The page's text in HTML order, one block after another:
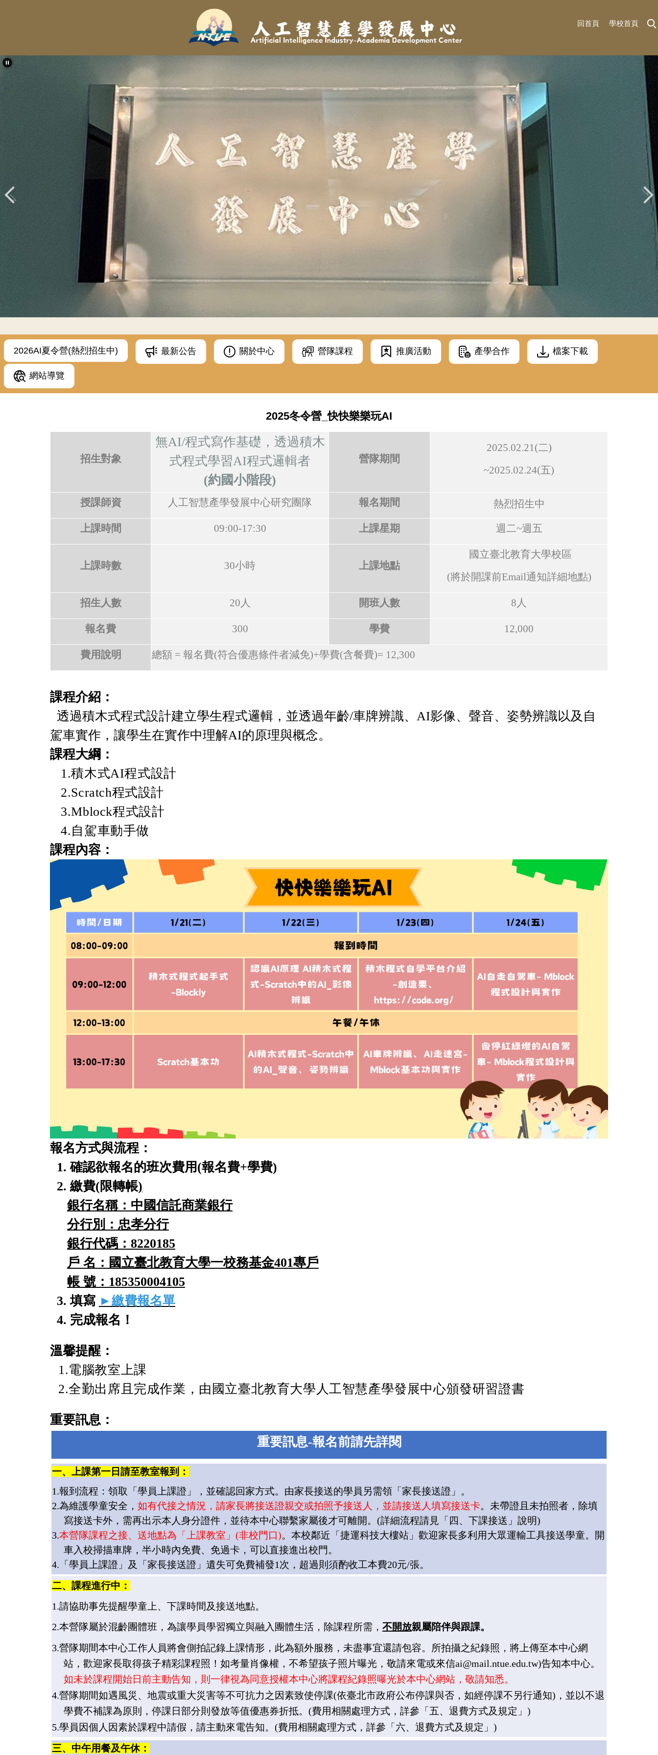
內
容
回首頁 學校首頁
2026AI夏令營(熱烈招生中) 最新公告 關於中心 營隊課程 推廣活動 產學合作 檔案下載
網站導覽
2025冬令營_快快樂樂玩AI
招生對象
無AI/程式寫作基礎，透過積木
式程式學習AI程式邏輯者
(約國小階段)
營隊期間
2025.02.21(二)
~2025.02.24(五)
授課師資 人工智慧產學發展中心研究團隊 報名期間 熱烈招生中
上課時間 09:00-17:30 上課星期 週二~週五
上課時數 30小時 上課地點
國立臺北教育大學校區
(將於開課前Email通知詳細地點)
招生人數 20人 開班人數 8人
報名費 300 學費 12,000
費用說明 總額 = 報名費(符合優惠條件者減免)+學費(含餐費)= 12,300
課程介紹：
透過積木式程式設計建立學生程式邏輯，並透過年齡/車牌辨識、AI影像、聲音、姿勢辨識以及自
駕車實作，讓學生在實作中理解AI的原理與概念。
課程大綱：
1.積木式AI程式設計
2.Scratch程式設計
3.Mblock程式設計
4.自駕車動手做
課程內容：
報名方式與流程：
1. 確認欲報名的班次費用(報名費+學費)
2. 繳費(限轉帳)
銀行名稱：中國信託商業銀行
分行別：忠孝分行
銀行代碼：8220185
戶 名：國立臺北教育大學一校務基金401專戶
帳 號：185350004105
3. 填寫 ►繳費報名單
4. 完成報名！
溫馨提醒：
1.電腦教室上課
2.全勤出席且完成作業，由國立臺北教育大學人工智慧產學發展中心頒發研習證書
重要訊息：
重要訊息-報名前請先詳閱
一、上課第一日 請至教室報到 ：
1.報到流程：領取「學員上課證」，並確認回家方式。由家長接送的學員另需領「家長接送證」。
2.為維護學童安全， 如有代接之情況，請家長將接送證親交或拍照予接送人，並請接送人填寫接送卡。未帶證且未拍照者，除填
寫接送卡外，需再出示本人身分證件，並待本中心聯繫家屬後才可離開。 (詳細流程請見「四、下課接送」說明)
3.本營隊課程之接、送地點為「上課教室」 (非校門口)。本校鄰近「捷運科技大樓站」歡迎家長多利用大眾運輸工具接送學童。開
車入校掃描車牌，半小時內免費、免過卡，可以直接進出校門。
4. 「學員上課證」及「家長接送證」遺失可免費補發1次，超過則須酌收工本費20元/張。
二、課程進行中：
1.請協助事先提醒學童上、下課時間及接送地點。
2.本營隊屬於混齡團體班，為讓學員學習獨立與融入團體生活，除課程所需， 不開放親屬陪伴與跟課。
3.營隊期間本中心工作人員將會側拍記錄上課情形，此為額外服務，未盡事宜還請包容。所拍攝之紀錄照，將上傳至本中心網
站，歡迎家長取得孩子精彩課程照！如考量肖像權，不希望孩子照片曝光，敬請來電或來信ai@mail.ntue.edu.tw)告知本中心。
如未於課程開始日前主動告知，則一律視為同意授權本中心將課程紀錄照曝光於本中心網站，敬請知悉。
4.營隊期間如遇風災、地震或重大災害等不可抗力之因素致使停課(依臺北市政府公布停課與否，如經停課不另行通知) ，並以不退
學費不補課為原則，停課日部分則發放等值優惠券折抵。 (費用相關處理方式，詳參「五、退費方式及規定」 )
5.學員 因個人因素於課程中請假，請主動來電告知。 (費用相關處理方式，詳參「六、退費方式及規定」 )
三、中午用餐及午休：